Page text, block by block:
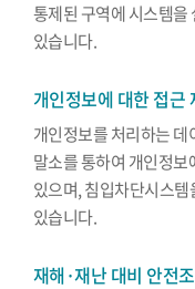
통제된 구역에 시스템
있습니다.
개인정보에 대한 접근
개인정보를 처리하는
말소를 통하여 개인정
있으며, 침입차단시스
있습니다.
재해·재난 대비 안전